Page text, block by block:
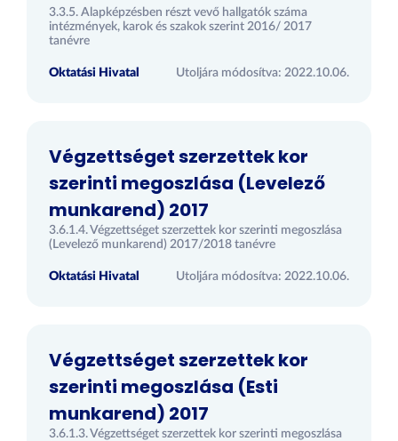
3.3.5. Alapképzésben részt vevő hallgatók száma
intézmények, karok és szakok szerint 2016/ 2017
tanévre
Oktatási Hivatal Utoljára módosítva: 2022.10.06.
Végzettséget szerzettek kor
szerinti megoszlása (Levelező
munkarend) 2017
3.6.1.4. Végzettséget szerzettek kor szerinti megoszlása
(Levelező munkarend) 2017/2018 tanévre
Oktatási Hivatal Utoljára módosítva: 2022.10.06.
Végzettséget szerzettek kor
szerinti megoszlása (Esti
munkarend) 2017
3.6.1.3. Végzettséget szerzettek kor szerinti megoszlása